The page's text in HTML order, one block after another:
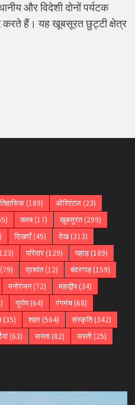
और विदेशी दोनों पर्यटक
करते हैं। यह खूबसूरत छुट्टी क्षेत्र
(189) ओरिएंटल(23)
क्लब(17) ख़ूबसूरत(299)
दिखाएँ(45) देख(313)
परिवार(129) पहाड़(189)
प्रशांत(12) बंदरगाह(159)
मनोरंजन(72) महाद्वीप(34)
यूरोप(64) रंगमंच(68)
(35) शहर(564) संस्कृति(342)
(63) सस्ता(82) सस्ती(25)